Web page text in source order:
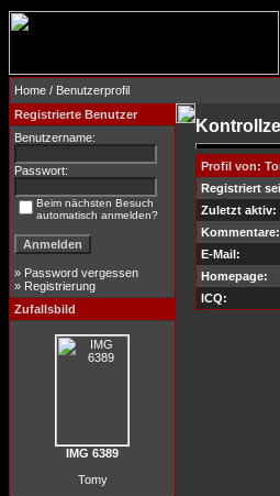
Home / Benutzerprofil
Registrierte Benutzer
Benutzername:
Passwort:
Beim nächsten Besuch
automatisch anmelden?
» Password vergessen
» Registrierung
Zufallsbild
IMG 6389
Tomy
Profil von:
Registriert
Zuletzt aktiv:
Kommentare:
E-Mail:
Homepage:
ICQ: